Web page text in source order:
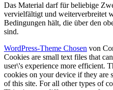
Das Material darf für beliebige
vervielfältigt und weiterverbreitet
Bedingungen hält, die über den
sind.
WordPress-Theme Chosen von
Cookies are small text files that
user\'s experience more efficient.
cookies on your device if they are
of this site. For all other types of